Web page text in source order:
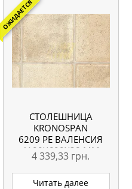
ОЖИДАЕТСЯ
СТОЛЕШНИЦА
KRONOSPAN
6209 РЕ ВАЛЕНСИЯ
4100X600X38 ММ
4 339,33 грн.
Читать далее